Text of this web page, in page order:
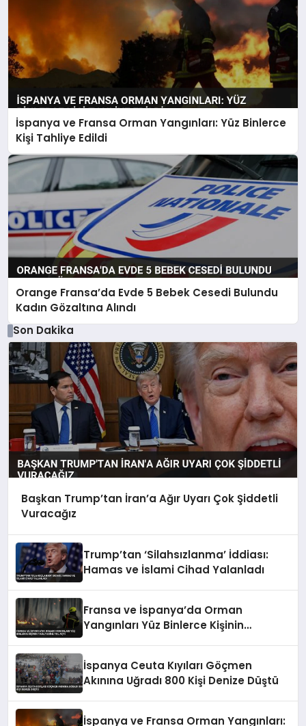
İspanya ve Fransa Orman Yangınları: Yüz Binlerce
Kişi Tahliye Edildi
Orange Fransa’da Evde 5 Bebek Cesedi Bulundu
Kadın Gözaltına Alındı
Son Dakika
Başkan Trump’tan İran’a Ağır Uyarı Çok Şiddetli
Vuracağız
Trump’tan ‘Silahsızlanma’ İddiası:
Hamas ve İslami Cihad Yalanladı
Fransa ve İspanya’da Orman
Yangınları Yüz Binlerce Kişinin
İspanya Ceuta Kıyıları Göçmen
Akınına Uğradı 800 Kişi Denize Düştü
İspanya ve Fransa Orman Yangınları: